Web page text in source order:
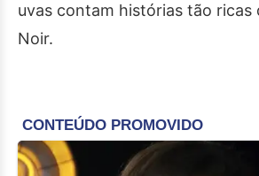
uvas contam histórias tão ricas
Noir.